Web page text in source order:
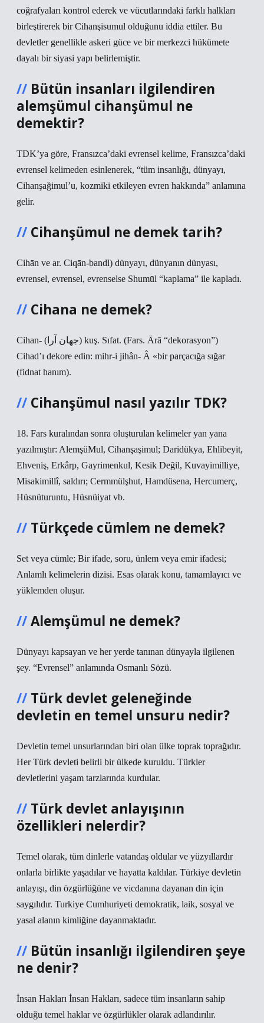
coğrafyaları kontrol ederek ve vücutlarındaki farklı halkları
birleştirerek bir Cihanşisumul olduğunu iddia ettiler. Bu
devletler genellikle askeri güce ve bir merkezci hükümete
dayalı bir siyasi yapı belirlemiştir.
Bütün insanları ilgilendiren
alemşümul cihanşümul ne
demektir?
TDK’ya göre, Fransızca’daki evrensel kelime, Fransızca’daki
evrensel kelimeden esinlenerek, “tüm insanlığı, dünyayı,
Cihanşağimul’u, kozmiki etkileyen evren hakkında” anlamına
gelir.
Cihanşümul ne demek tarih?
Cihān ve ar. Ciqān-bandl) dünyayı, dünyanın dünyası,
evrensel, evrensel, evrenselse Shumūl “kaplama” ile kapladı.
Cihana ne demek?
Cihan- (ﺟﻬﺎﻥ ﺁﺭﺍ) kuş. Sıfat. (Fars. Ārā “dekorasyon”)
Cihad’ı dekore edin: mihr-i jihân- Â «bir parçacığa sığar
(fidnat hanım).
Cihanşümul nasıl yazılır TDK?
18. Fars kuralından sonra oluşturulan kelimeler yan yana
yazılmıştır: AlemşüMul, Cihanşaşimul; Daridükya, Ehlibeyit,
Ehveniş, Erkârp, Gayrimenkul, Kesik Değil, Kuvayimilliye,
Misakimillî, saldırı; Cermmülşhut, Hamdüsena, Hercumerç,
Hüsnüturuntu, Hüsnüiyat vb.
Türkçede cümlem ne demek?
Set veya cümle; Bir ifade, soru, ünlem veya emir ifadesi;
Anlamlı kelimelerin dizisi. Esas olarak konu, tamamlayıcı ve
yüklemden oluşur.
Alemşümul ne demek?
Dünyayı kapsayan ve her yerde tanınan dünyayla ilgilenen
şey. “Evrensel” anlamında Osmanlı Sözü.
Türk devlet geleneğinde
devletin en temel unsuru nedir?
Devletin temel unsurlarından biri olan ülke toprak toprağıdır.
Her Türk devleti belirli bir ülkede kuruldu. Türkler
devletlerini yaşam tarzlarında kurdular.
Türk devlet anlayışının
özellikleri nelerdir?
Temel olarak, tüm dinlerle vatandaş oldular ve yüzyıllardır
onlarla birlikte yaşadılar ve hayatta kaldılar. Türkiye devletin
anlayışı, din özgürlüğüne ve vicdanına dayanan din için
saygılıdır. Turkiye Cumhuriyeti demokratik, laik, sosyal ve
yasal alanın kimliğine dayanmaktadır.
Bütün insanlığı ilgilendiren şeye
ne denir?
İnsan Hakları İnsan Hakları, sadece tüm insanların sahip
olduğu temel haklar ve özgürlükler olarak adlandırılır.